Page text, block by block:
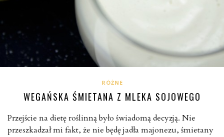
RÓŻNE
WEGAŃSKA ŚMIETANA Z MLEKA SOJOWEGO
Przejście na dietę roślinną było świadomą decyzją. Nie
przeszkadzał mi fakt, że nie będę jadła majonezu, śmietany